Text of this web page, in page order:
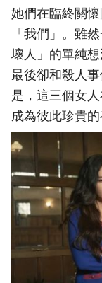
她們在臨終關
「我們」。雖
壞人」的單純
最後卻和殺人
是，這三個女
成為彼此珍貴的